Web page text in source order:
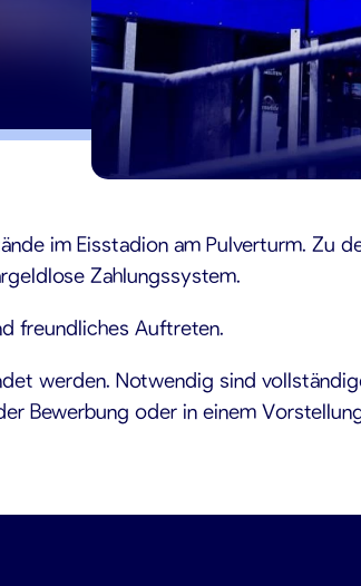
im Eisstadion am Pulverturm. Zu
Zahlungssystem.
freundliches Auftreten.
werden. Notwendig sind
Bewerbung oder in einem